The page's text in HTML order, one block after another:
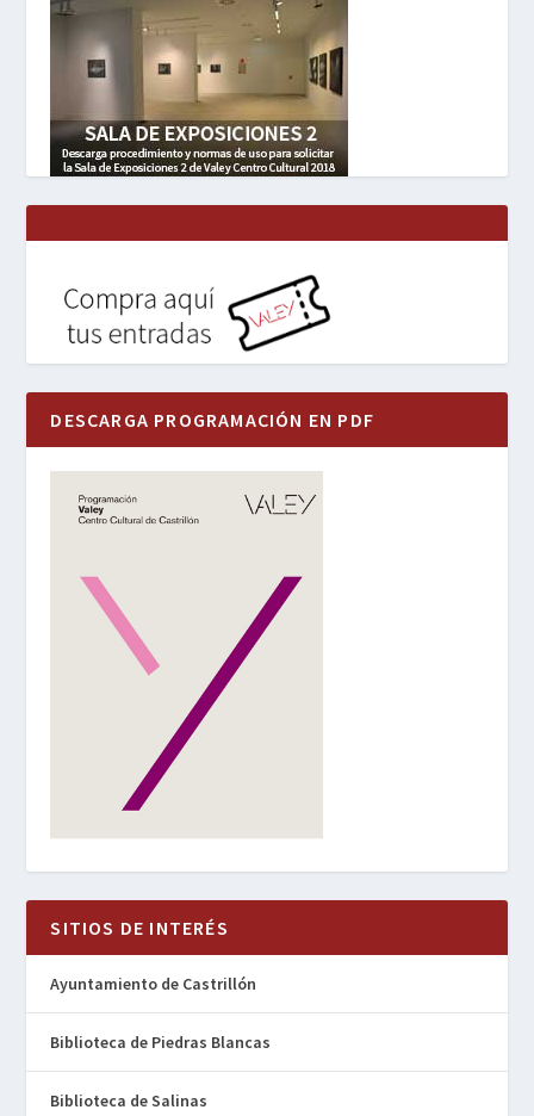
DESCARGA PROGRAMACIÓN EN PDF
SITIOS DE INTERÉS
Ayuntamiento de Castrillón
Biblioteca de Piedras Blancas
Biblioteca de Salinas